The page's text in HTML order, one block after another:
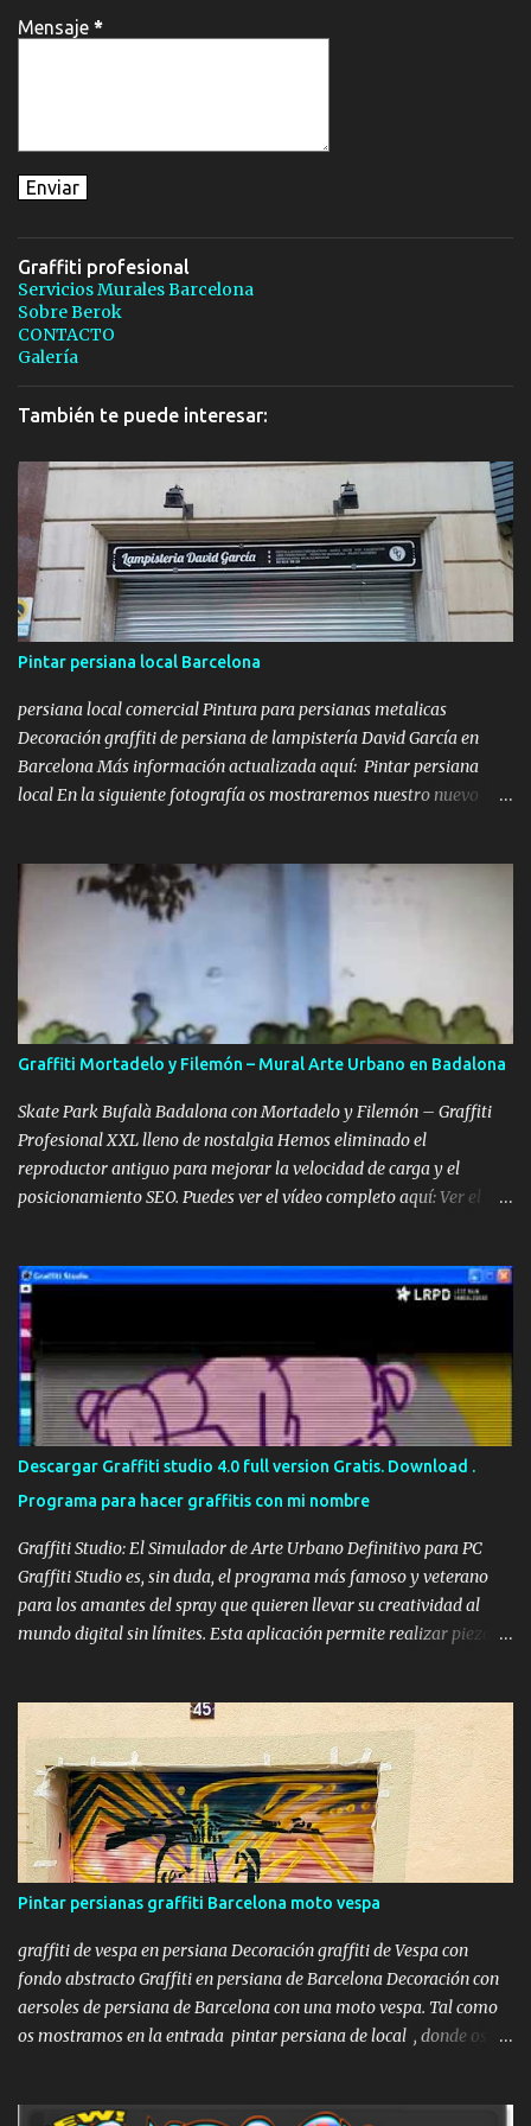
Mensaje *
Graffiti profesional
Servicios Murales Barcelona
Sobre Berok
CONTACTO
Galería
También te puede interesar:
Pintar persiana local Barcelona
persiana local comercial Pintura para persianas metalicas
Decoración graffiti de persiana de lampistería David García en
Barcelona Más información actualizada aquí: Pintar persiana
local En la siguiente fotografía os mostraremos nuestro nuevo
servicios que ofrecen, además de introducir el texto de urgencias
24 horas. Así que para ellos nos centramos en un diseño práctico,
donde cualquier persona que pasara por la calle, de un golpe de
vista pudiera ver claramente algunos de los servicios más
importantes que se realizan en dicho local y haciendo hincapié en
el logo de David García en el centro de la persiana. Pintar persiana
local Una vez acabada la persiana, y después de haber pasado
algunos días, el cliente nos pidió si podíamos pasarnos otro día
para colocarle el teléfono en la persiana, justo debajo de Urgencias
24 h . Y ...
Graffiti Mortadelo y Filemón – Mural Arte Urbano en Badalona
Skate Park Bufalà Badalona con Mortadelo y Filemón – Graffiti
Profesional XXL lleno de nostalgia Hemos eliminado el
reproductor antiguo para mejorar la velocidad de carga y el
posicionamiento SEO. Puedes ver el vídeo completo aquí: Ver el
Mortadelo y Filemón Hay murales bonitos. Hay murales grandes.
Y luego están los murales que conectan directamente con la
infancia de varias generaciones. El Skate Park de Bufalà, en
Badalona, se transformó en un homenaje gigante a Mortadelo y
Filemón. No uno. No dos. Un montón de Mortadelos disfrazados de
mil cosas distintas, como solo él sabe hacer: torero, superhéroe,
espía, monstruo, lo que haga falta para escapar del marrón de
turno. Porque si algo define a Mortadelo es el disfraz. Y si algo
define al graffiti profesional es la transformación del espacio. Aquí
se juntaron las dos cosas. Mortadelo y Filemó...
Descargar Graffiti studio 4.0 full version Gratis. Download .
Programa para hacer graffitis con mi nombre
Graffiti Studio: El Simulador de Arte Urbano Definitivo para PC
Graffiti Studio es, sin duda, el programa más famoso y veterano
para los amantes del spray que quieren llevar su creatividad al
mundo digital sin límites. Esta aplicación permite realizar piezas
papel y una forma increíble de practicar desde casa con el
ordenador. Gracias a su motor gráfico sencillo pero eficaz, ofrece
una sensación de profundidad y textura que pocos simuladores
gratuitos han logrado igualar hasta la fecha. Lo que hace especial
a este simulador es su capacidad para replicar la experiencia de
pintar en la calle con un realismo sorprendente. Es ideal tanto para
escritores novatos que quieren aprender a estructurar su nombre y
entender el flujo de las letras, como para artistas experimentados
que desean probar combinaciones de colores, outl...
Pintar persianas graffiti Barcelona moto vespa
graffiti de vespa en persiana Decoración graffiti de Vespa con
fondo abstracto Graffiti en persiana de Barcelona Decoración con
aersoles de persiana de Barcelona con una moto vespa. Tal como
os mostramos en la entrada pintar persiana de local , donde os
la decoración de una persiana con un dibujo de estilo Street Art ,